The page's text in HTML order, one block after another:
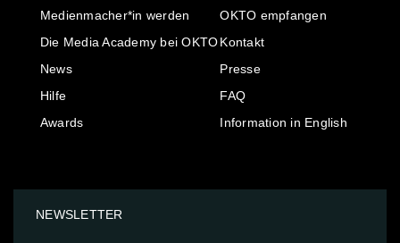
Medienmacher*in werden
Die Media Academy bei OKTO
News
Hilfe
Awards
OKTO empfangen
Kontakt
Presse
FAQ
Information in English
NEWSLETTER